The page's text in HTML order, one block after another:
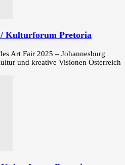
Kulturforum Pretoria
Art Fair 2025 – Johannesburg
und kreative Visionen Österreich